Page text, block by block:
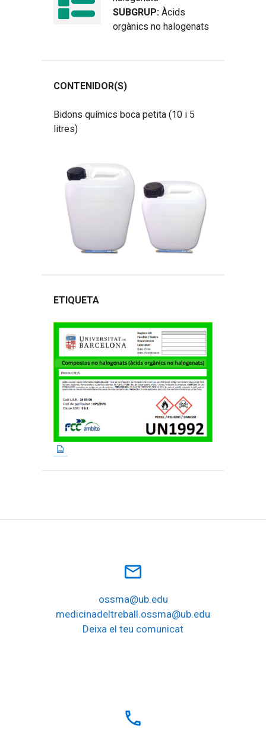
SUBGRUP: Àcids
orgànics no halogenats
CONTENIDOR(S)
Bidons químics boca petita (10 i 5
litres)
ETIQUETA
mail_outline
ossma@ub.edu
medicinadeltreball.ossma@ub.edu
Deixa el teu comunicat
local_phone